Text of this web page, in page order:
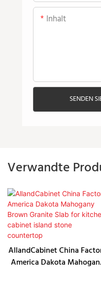
Inhalt
SENDEN
Verwandte
AllandCabinet China
America Dakota